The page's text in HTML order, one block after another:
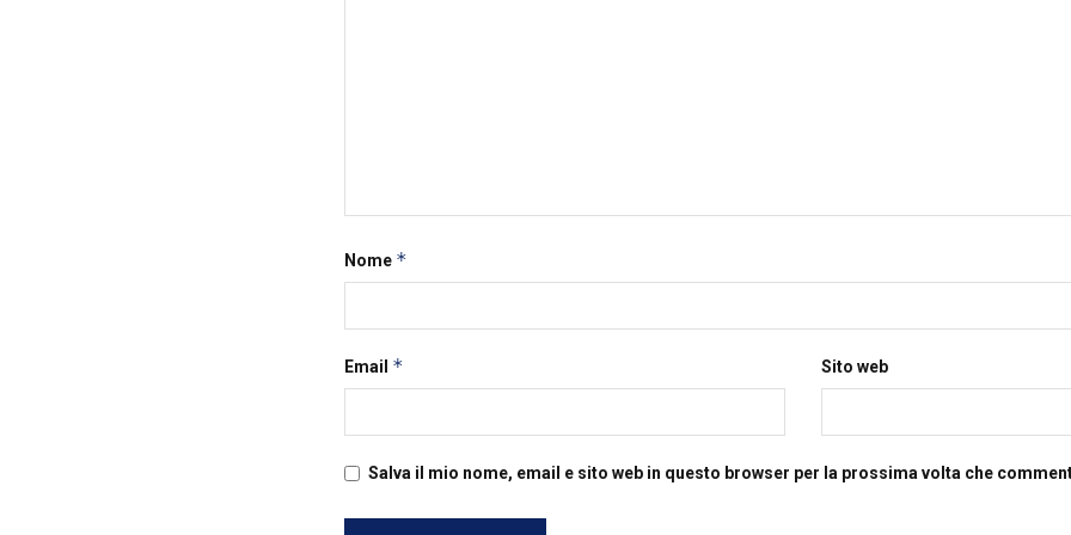
Nome *
Email * Sito web
Salva il mio nome, email e sito web in questo browser per la prossima volta che